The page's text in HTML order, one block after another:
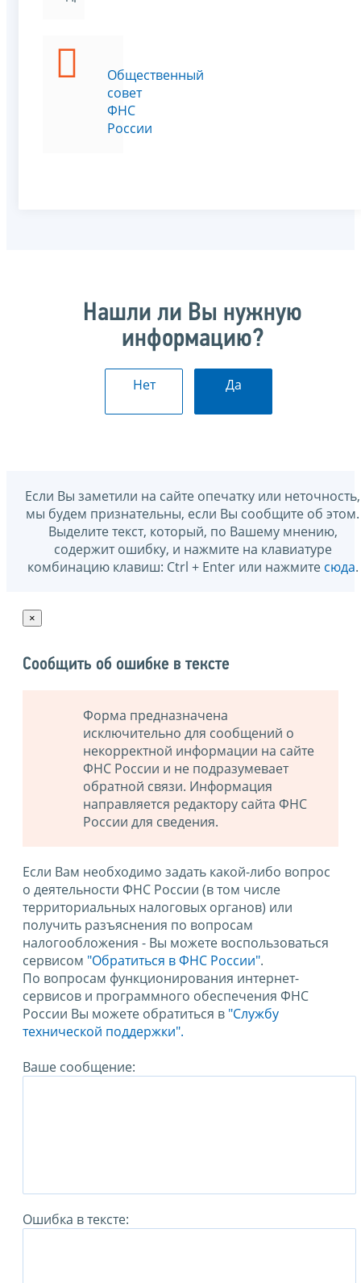
Общественный
совет
ФНС
России
Нашли ли Вы нужную
информацию?
Нет Да
Если Вы заметили на сайте опечатку или неточность,
мы будем признательны, если Вы сообщите об этом.
Выделите текст, который, по Вашему мнению,
содержит ошибку, и нажмите на клавиатуре
комбинацию клавиш: Ctrl + Enter или нажмите сюда.
×
Сообщить об ошибке в тексте
Форма предназначена
исключительно для сообщений о
некорректной информации на сайте
ФНС России и не подразумевает
обратной связи. Информация
направляется редактору сайта ФНС
России для сведения.
Если Вам необходимо задать какой-либо вопрос
о деятельности ФНС России (в том числе
территориальных налоговых органов) или
получить разъяснения по вопросам
налогообложения - Вы можете воспользоваться
сервисом "Обратиться в ФНС России".
По вопросам функционирования интернет-
сервисов и программного обеспечения ФНС
России Вы можете обратиться в "Службу
технической поддержки".
Ваше сообщение:
Ошибка в тексте: